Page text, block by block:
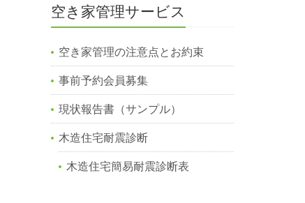
空き家管理サービス
空き家管理の注意点とお約束
事前予約会員募集
現状報告書（サンプル）
木造住宅耐震診断
木造住宅簡易耐震診断表